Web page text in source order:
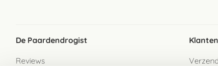
De Paardendrogist
Reviews